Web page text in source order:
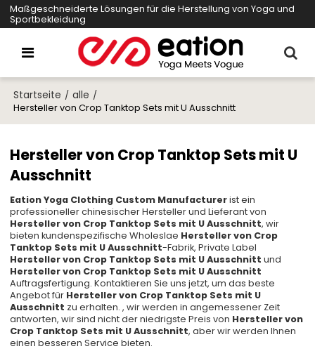
Maßgeschneiderte Lösungen für die Herstellung von Yoga und
Sportbekleidung
Startseite / alle /
Hersteller von Crop Tanktop Sets mit U Ausschnitt
Hersteller von Crop Tanktop Sets mit U
Ausschnitt
Eation Yoga Clothing Custom Manufacturerist ein
professioneller chinesischer Hersteller und Lieferant von
Hersteller von Crop Tanktop Sets mit U Ausschnitt, wir
bieten kundenspezifische Wholeslae Hersteller von Crop
Tanktop Sets mit U Ausschnitt-Fabrik, Private Label
Hersteller von Crop Tanktop Sets mit U Ausschnitt und
Hersteller von Crop Tanktop Sets mit U Ausschnitt
Auftragsfertigung. Kontaktieren Sie uns jetzt, um das beste
Angebot für Hersteller von Crop Tanktop Sets mit U
Ausschnitt zu erhalten. , wir werden in angemessener Zeit
antworten, wir sind nicht der niedrigste Preis von Hersteller von
Crop Tanktop Sets mit U Ausschnitt, aber wir werden Ihnen
einen besseren Service bieten.